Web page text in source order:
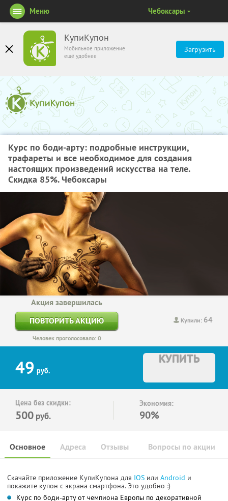
КупиКупон
Мобильное приложение
ещё удобнее
Загрузить
Меню Чебоксары
Курс по боди-арту: подробные инструкции,
трафареты и все необходимое для создания
настоящих произведений искусства на теле.
Скидка 85%. Чебоксары
Купили: 64
Акция завершилась
ПОВТОРИТЬ АКЦИЮ
Человек проголосовало: 0
49 руб.
КУПИТЬ
Цена без скидки:
500 руб.
Экономия:
90%
Основное Отзывы Вопросы по акции
Адреса
Скачайте приложение КупиКупона для IOS или Android и
покажите купон с экрана смартфона. Это удобно :)
Курс по боди-арту от чемпиона Европы по декоративной